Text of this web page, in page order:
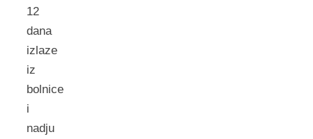
12
dana
izlaze
iz
bolnice
i
nadju